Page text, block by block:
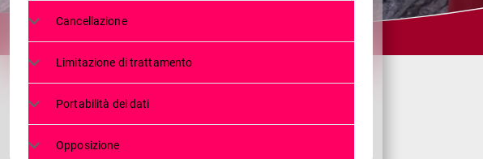
Cancellazione
Limitazione di trattamento
Portabilità dei dati
Opposizione